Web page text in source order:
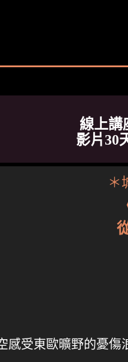
線上講
影片30
＊
感受東歐曠野的憂